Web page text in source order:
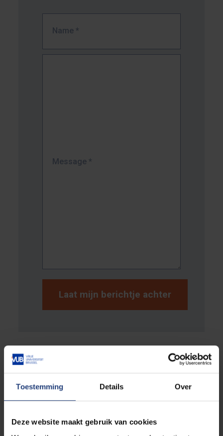
Toestemming Details Over
Deze website maakt gebruik van cookies
Name *
Message *
Berichten
rjgeoson